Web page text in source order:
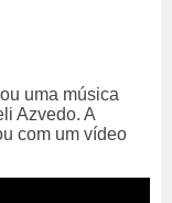
uma música
Azvedo. A
com um vídeo